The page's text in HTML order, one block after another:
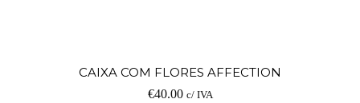
CAIXA COM FLORES AFFECTION
€40.00 c/ IVA